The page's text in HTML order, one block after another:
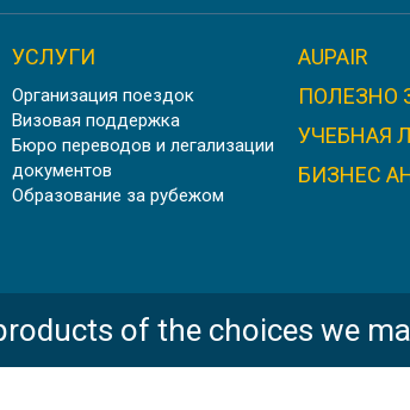
ПРОВАНСЕ AIX MARSEILLE
КАРЛСРУЭ, ГЕРМАНИЯ
УСЛУГИ
Организация поездок
Визовая поддержка
Бюро переводов и легализации
документов
Образование за рубежом
AUPAIR
ПОЛЕЗНО
УЧЕБНАЯ
БИЗНЕС
of the choices we